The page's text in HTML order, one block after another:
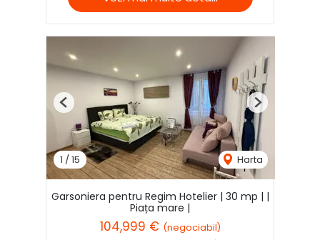
1 /15 Harta
Previous Next
Garsoniera pentru Regim Hotelier | 30 mp | |
Piața mare |
104,999 € (negociabil)